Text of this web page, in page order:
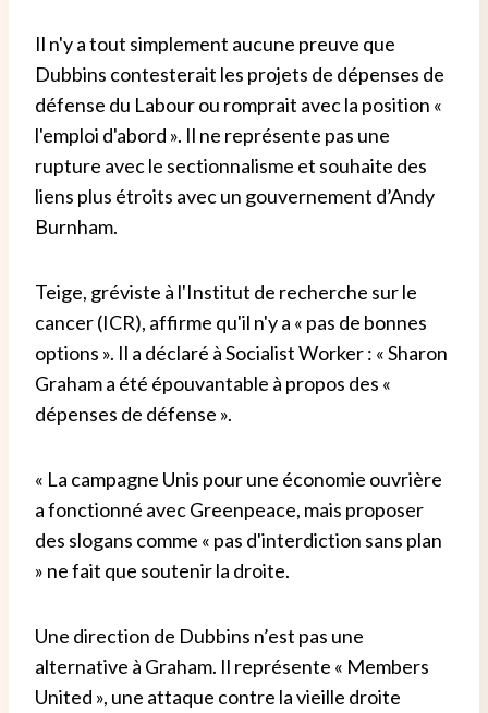
Il n'y a tout simplement aucune preuve que
Dubbins contesterait les projets de dépenses de
défense du Labour ou romprait avec la position «
l'emploi d'abord ». Il ne représente pas une
rupture avec le sectionnalisme et souhaite des
liens plus étroits avec un gouvernement d’Andy
Burnham.
Teige, gréviste à l'Institut de recherche sur le
cancer (ICR), affirme qu'il n'y a « pas de bonnes
options ». Il a déclaré à Socialist Worker : « Sharon
Graham a été épouvantable à propos des «
dépenses de défense ».
« La campagne Unis pour une économie ouvrière
a fonctionné avec Greenpeace, mais proposer
des slogans comme « pas d'interdiction sans plan
» ne fait que soutenir la droite.
Une direction de Dubbins n’est pas une
alternative à Graham. Il représente « Members
United », une attaque contre la vieille droite